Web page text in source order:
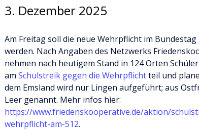
3. Dezember 2025
Am Freitag soll die neue Wehrpflicht im Bundestag
werden. Nach Angaben des Netzwerks
nehmen nach heutigem Stand in 124 Orten
am Schulstreik gegen die Wehrpflichtteil und
dem Emsland wird nur Lingen aufgeführt; aus
Leer genannt. Mehr infos hier:
https://www.friedenskooperative.de/aktion/
wehrpflicht-am-512.